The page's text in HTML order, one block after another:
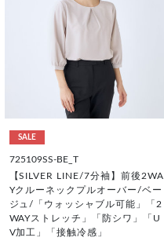
SALE
725109SS-BE_T
【SILVER LINE/7分袖】前後2WA
Yクルーネックプルオーバー/ベー
ジュ/「ウォッシャブル可能」「2
WAYストレッチ」「防シワ」「U
V加工」「接触冷感」